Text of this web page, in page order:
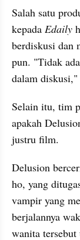
Salah satu
kepada Edaily
berdiskusi dan
pun. "Tidak
dalam
Selain itu, tim
apakah
justru film.
Delusion
ho, yang
vampir yang
berjalannya
wanita tersebut